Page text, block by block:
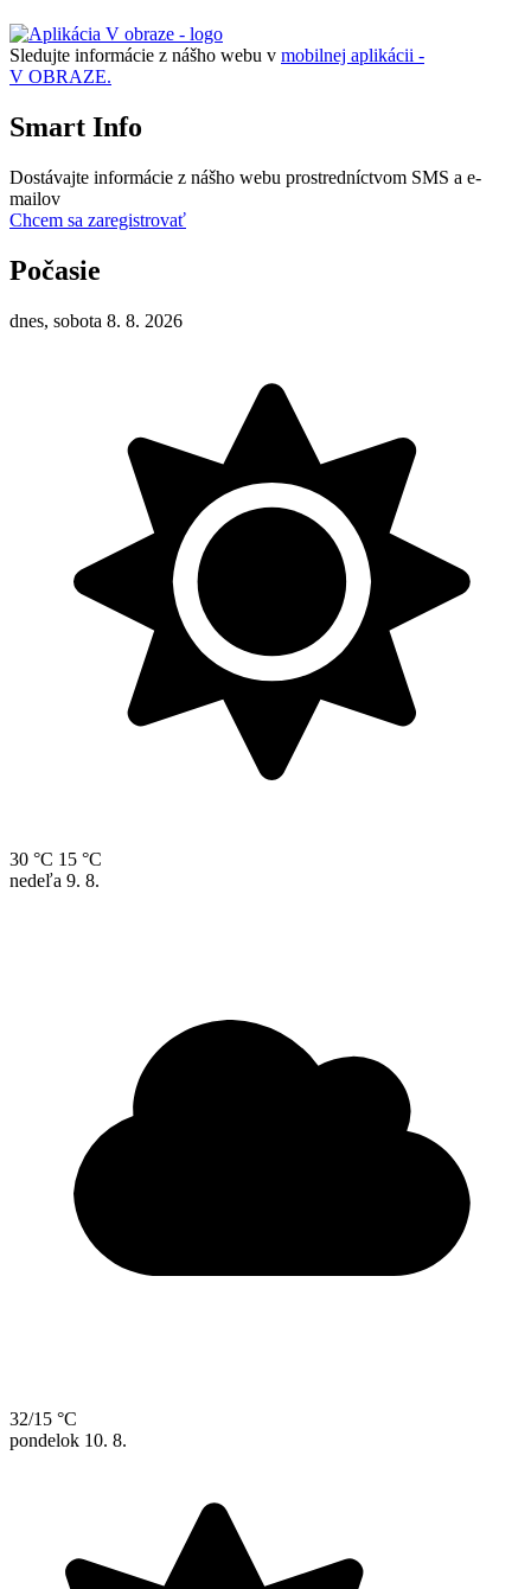
Sledujte informácie z nášho webu v mobilnej aplikácii -
V OBRAZE.
Smart Info
Dostávajte informácie z nášho webu prostredníctvom SMS a e-
mailov
Chcem sa zaregistrovať
Počasie
dnes, sobota 8. 8. 2026
30 °C 15 °C
nedeľa 9. 8.
32/15 °C
pondelok 10. 8.